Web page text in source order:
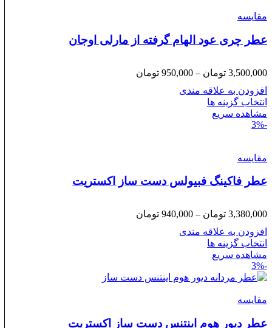
مقایسه
عطر چری عود الهام گرفته از مارلی اوجان
3,500,000 تومان –
950,000 تومان
افزودن به علاقه مندی
انتخاب گزینه ها
مشاهده سریع
-3%
مقایسه
عطر فاکینگ فبیولس دست ساز اکستریت
3,380,000 تومان –
940,000 تومان
افزودن به علاقه مندی
انتخاب گزینه ها
مشاهده سریع
-3%
مقایسه
عطر دیور هوم اینتنس دست ساز اکستریت